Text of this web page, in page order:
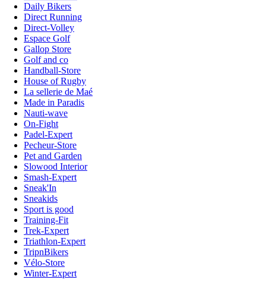
Daily Bikers
Direct Running
Direct-Volley
Espace Golf
Gallop Store
Golf and co
Handball-Store
House of Rugby
La sellerie de Maé
Made in Paradis
Nauti-wave
On-Fight
Padel-Expert
Pecheur-Store
Pet and Garden
Slowood Interior
Smash-Expert
Sneak'In
Sneakids
Sport is good
Training-Fit
Trek-Expert
Triathlon-Expert
TripnBikers
Vélo-Store
Winter-Expert